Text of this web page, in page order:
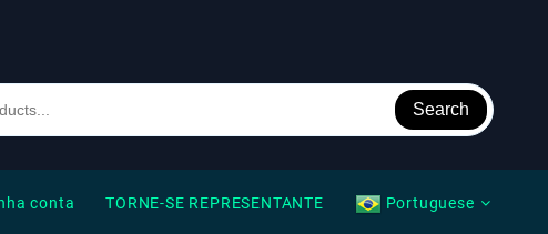
Search
conta TORNE-SE REPRESENTANTE Portuguese